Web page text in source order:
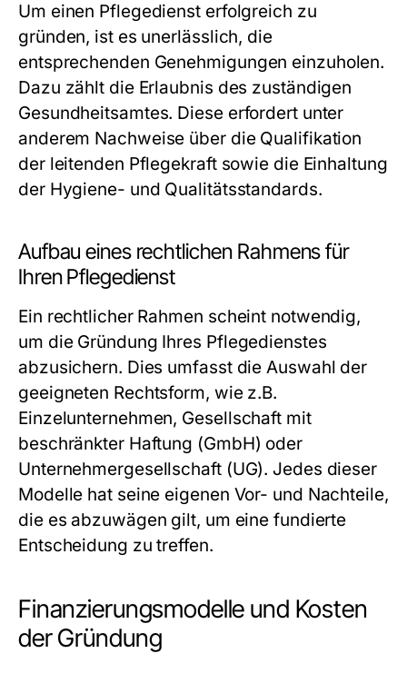
Um einen Pflegedienst erfolgreich zu
gründen, ist es unerlässlich, die
entsprechenden Genehmigungen einzuholen.
Dazu zählt die Erlaubnis des zuständigen
Gesundheitsamtes. Diese erfordert unter
anderem Nachweise über die Qualifikation
der leitenden Pflegekraft sowie die Einhaltung
der Hygiene- und Qualitätsstandards.
Aufbau eines rechtlichen Rahmens für
Ihren Pflegedienst
Ein rechtlicher Rahmen scheint notwendig,
um die Gründung Ihres Pflegedienstes
abzusichern. Dies umfasst die Auswahl der
geeigneten Rechtsform, wie z.B.
Einzelunternehmen, Gesellschaft mit
beschränkter Haftung (GmbH) oder
Unternehmergesellschaft (UG). Jedes dieser
Modelle hat seine eigenen Vor- und Nachteile,
die es abzuwägen gilt, um eine fundierte
Entscheidung zu treffen.
Finanzierungsmodelle und Kosten
der Gründung